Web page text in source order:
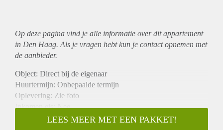
Op deze pagina vind je alle informatie over ditappartement
in Den Haag. Als je vragen hebt kun je contact opnemen met
de aanbieder.
Object: Direct bij de eigenaar
Huurtermijn: Onbepaalde termijn
Oplevering: Zie foto
Inkomen eis: Nee
Garantiestelling mogelijk: Nee
LEES MEER MET EEN PAKKET!